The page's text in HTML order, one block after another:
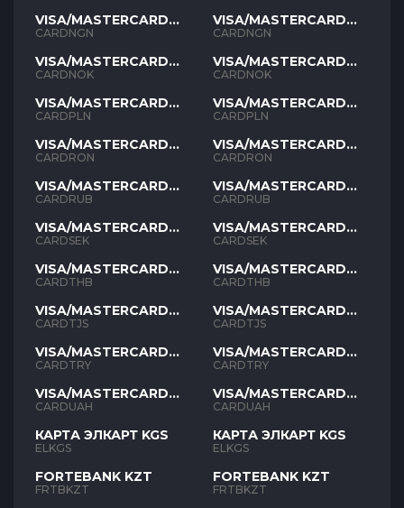
VISA/MASTERCARD
NGN
CARDNGN
VISA/MASTERCARD
NOK
CARDNOK
VISA/MASTERCARD
PLN
CARDPLN
VISA/MASTERCARD
RON
CARDRON
VISA/MASTERCARD
RUB
CARDRUB
VISA/MASTERCARD
SEK
CARDSEK
VISA/MASTERCARD
THB
CARDTHB
VISA/MASTERCARD
TJS
CARDTJS
VISA/MASTERCARD
TYR
CARDTRY
VISA/MASTERCARD
UAH
CARDUAH
КАРТА ЭЛКАРТ KGS
ELKGS
FORTEBANK KZT
FRTBKZT
VISA/MASTERCARD
NGN
CARDNGN
VISA/MASTERCARD
NOK
CARDNOK
VISA/MASTERCARD
PLN
CARDPLN
VISA/MASTERCARD
RON
CARDRON
VISA/MASTERCARD
RUB
CARDRUB
VISA/MASTERCARD
SEK
CARDSEK
VISA/MASTERCARD
THB
CARDTHB
VISA/MASTERCARD
TJS
CARDTJS
VISA/MASTERCARD
TYR
CARDTRY
VISA/MASTERCARD
UAH
CARDUAH
КАРТА ЭЛКАРТ KGS
ELKGS
FORTEBANK KZT
FRTBKZT